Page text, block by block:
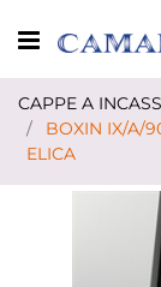
Open menu
CAPPE A
BOXIN IX/A/
ELICA